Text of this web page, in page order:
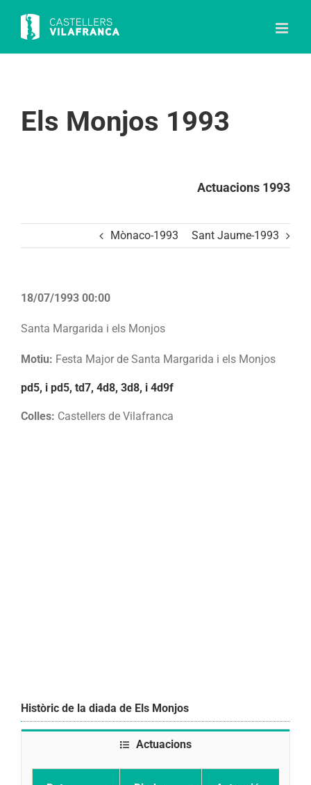
content
Els Monjos 1993
Actuacions 1993
Mònaco-1993 Sant Jaume-1993
18/07/1993 00:00
Santa Margarida i els Monjos
Motiu: Festa Major de Santa Margarida i els Monjos
pd5, i pd5, td7, 4d8, 3d8, i 4d9f
Colles: Castellers de Vilafranca
Històric de la diada de Els Monjos
Actuacions